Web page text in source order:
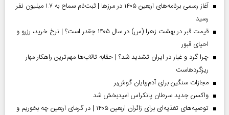
آغاز رسمی برنامه‌های اربعین ۱۴۰۵ در مرز‌ها | ثبت‌نام سماح به ۱.۷ میلیون نفر
رسید
قیمت قبر در بهشت زهرا (س) در سال ۱۴۰۵ چقدر است؟ | نرخ خرید، رزرو و
احیای قبور
چرا گرد و غبار در ایران تشدید شد؟ | حقابه تالاب‌ها مهم‌ترین راهکار مهار
ریزگردهاست
مجازات سنگین برای آدم‌ربایان گوش‌بر
واکسن جدید سرطان پانکراس امیدبخش شد
توصیه‌های تغذیه‌ای برای زائران اربعین ۱۴۰۵ | در گرمای اربعین چه بخوریم و